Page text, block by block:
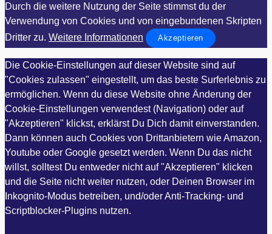
Durch die weitere Nutzung der Seite stimmst du der
Verwendung von Cookies und von eingebundenen Skripten
Dritter zu. Weitere Informationen Akzeptieren
Die Cookie-Einstellungen auf dieser Website sind auf
"Cookies zulassen" eingestellt, um das beste Surferlebnis zu
ermöglichen. Wenn du diese Website ohne Änderung der
Cookie-Einstellungen verwendest (Navigation) oder auf
"Akzeptieren" klickst, erklärst Du Dich damit einverstanden.
Dann können auch Cookies von Drittanbietern wie Amazon,
Youtube oder Google gesetzt werden. Wenn Du das nicht
willst, solltest Du entweder nicht auf "Akzeptieren" klicken
und die Seite nicht weiter nutzen, oder Deinen Browser im
Inkognito-Modus betreiben, und/oder Anti-Tracking- und
Scriptblocker-Plugins nutzen.